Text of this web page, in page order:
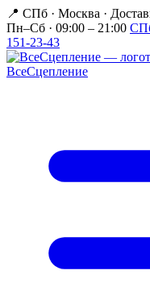
📍 СПб · Москва ·
Пн–Сб · 09:00 – 21:00
151-23-43
ВсеСцепление